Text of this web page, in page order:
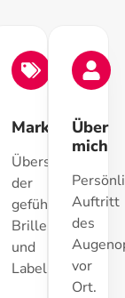
Marken
Übersicht
der
geführten
Brillenhäuser
und
Labels.
Über
mich
Auftritt
des
vor
Ort.